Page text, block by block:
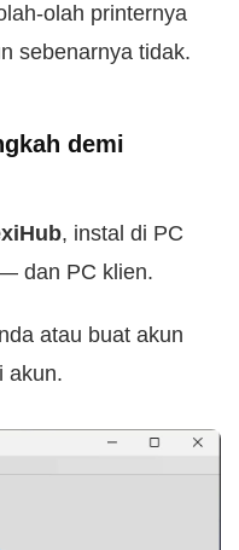
olah printernya
sebenarnya tidak.
demi
, instal di PC
dan PC klien.
atau buat akun
akun.